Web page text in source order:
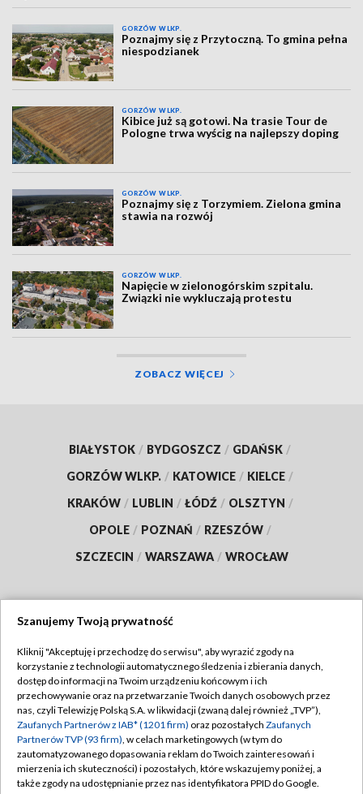
GORZÓW WLKP.
Poznajmy się z Przytoczną. To gmina pełna
niespodzianek
GORZÓW WLKP.
Kibice już są gotowi. Na trasie Tour de
Pologne trwa wyścig na najlepszy doping
GORZÓW WLKP.
Poznajmy się z Torzymiem. Zielona gmina
stawia na rozwój
GORZÓW WLKP.
Napięcie w zielonogórskim szpitalu.
Związki nie wykluczają protestu
ZOBACZ WIĘCEJ
BIAŁYSTOK / BYDGOSZCZ / GDAŃSK /
GORZÓW WLKP. / KATOWICE / KIELCE /
KRAKÓW / LUBLIN / ŁÓDŹ / OLSZTYN /
OPOLE / POZNAŃ / RZESZÓW /
SZCZECIN / WARSZAWA / WROCŁAW
TVP
Abonament TVP
Emisja w TVP
Centrum informacji TVP
Naziemna Telewizja Cyfrowa
Regulamin TVP
Polityka prywatności
Moje zgody
Pomoc
Szanujemy Twoją prywatność
Kliknij "Akceptuję i przechodzę do serwisu", aby wyrazić zgody na
korzystanie z technologii automatycznego śledzenia i zbierania danych,
dostęp do informacji na Twoim urządzeniu końcowym i ich
przechowywanie oraz na przetwarzanie Twoich danych osobowych przez
nas, czyli Telewizję Polską S.A. w likwidacji (zwaną dalej również „TVP”),
Zaufanych Partnerów z IAB* (1201 firm) oraz pozostałych Zaufanych
Partnerów TVP (93 firm), w celach marketingowych (w tym do
zautomatyzowanego dopasowania reklam do Twoich zainteresowań i
mierzenia ich skuteczności) i pozostałych, które wskazujemy poniżej, a
także zgody na udostępnianie przez nas identyfikatora PPID do Google.